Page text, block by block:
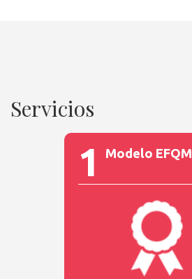
Servicios
1 Modelo EFQM